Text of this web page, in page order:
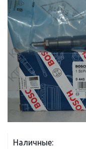
Наличные: